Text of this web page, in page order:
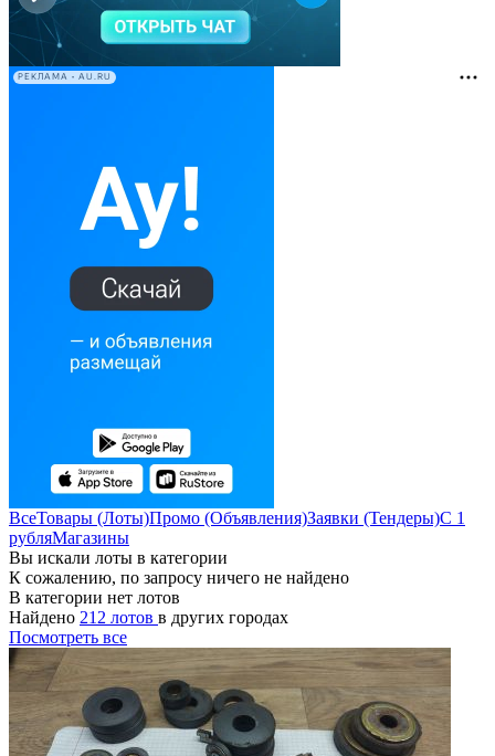
РЕКЛАМА • AU.RU
ВсеТовары (Лоты)Промо (Объявления)Заявки (Тендеры)С 1
рубляМагазины
Вы искали лоты в категории
К сожалению, по запросу ничего не найдено
В категории нет лотов
Найдено 212 лотов в других городах
Посмотреть все